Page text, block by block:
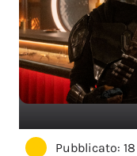
Pubblicato: